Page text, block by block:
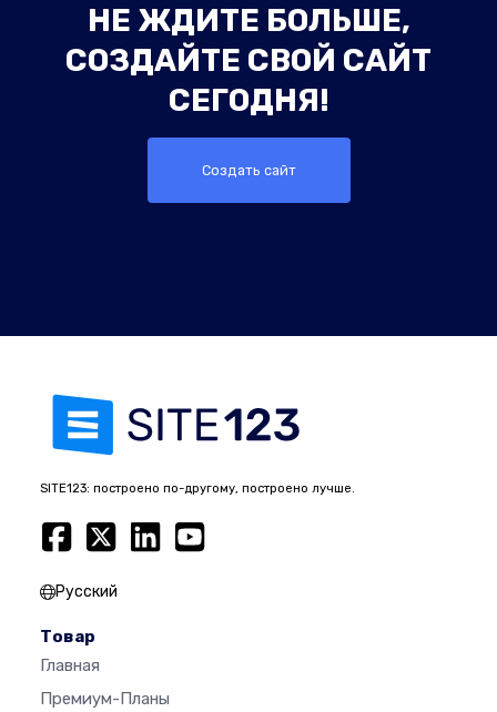
НЕ ЖДИТЕ БОЛЬШЕ,
СОЗДАЙТЕ СВОЙ САЙТ
СЕГОДНЯ!
Создать сайт
SITE123: построено по-другому, построено лучше.
Русский
Товар
Главная
Премиум-Планы